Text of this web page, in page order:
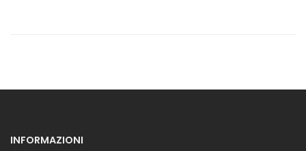
INFORMAZIONI